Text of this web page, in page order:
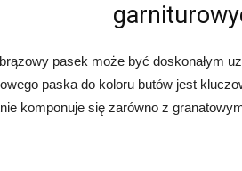
pasek może być doskonałym
paska do koloru butów jest
komponuje się zarówno z